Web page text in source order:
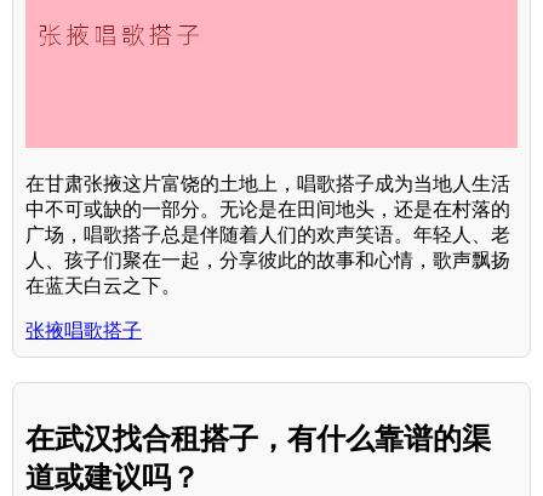
在甘肃张掖这片富饶的土地上，唱歌搭子成为当地人生活
中不可或缺的一部分。无论是在田间地头，还是在村落的
广场，唱歌搭子总是伴随着人们的欢声笑语。年轻人、老
人、孩子们聚在一起，分享彼此的故事和心情，歌声飘扬
在蓝天白云之下。
张掖唱歌搭子
在武汉找合租搭子，有什么靠谱的渠
道或建议吗？